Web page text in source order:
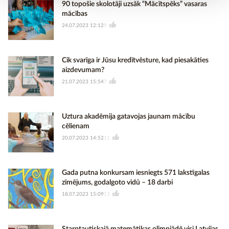
90 topošie skolotāji uzsāk “Mācītspēks” vasaras
mācības
24.07.2023 12:12 9
Cik svarīga ir Jūsu kredītvēsture, kad piesakāties
aizdevumam?
21.07.2023 15:547
Uztura akadēmija gatavojas jaunam mācību
cēlienam
20.07.2023 14:52 11
Gada putna konkursam iesniegts 571 lakstīgalas
zīmējums, godalgoto vidū – 18 darbi
18.07.2023 15:09 13